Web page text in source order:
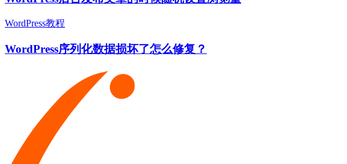
WordPress教程
WordPress序列化数据损坏了怎么修复？